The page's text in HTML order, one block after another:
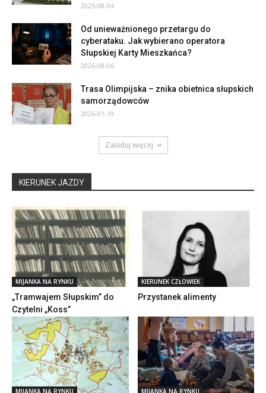
2025-08-04
Od unieważnionego przetargu do
cyberataku. Jak wybierano operatora
Słupskiej Karty Mieszkańca?
2026-08-06
Trasa Olimpijska – znika obietnica słupskich
samorządowców
2026-01-19
Załaduj więcej
KIERUNEK JAZDY
MIJANKA NA RYNKU
„Tramwajem Słupskim” do
Czytelni „Koss”
KIERUNEK CZŁOWIEK
Przystanek alimenty
MIJANKA NA RYNKU MIJANKA NA RYNKU